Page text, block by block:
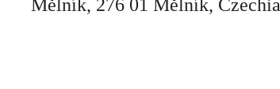
Mělník, 276 01 Mělník, Czechia